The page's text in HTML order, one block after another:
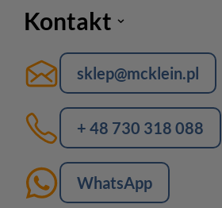
Kontakt
sklep@mcklein.pl
+ 48 730 318 088
WhatsApp